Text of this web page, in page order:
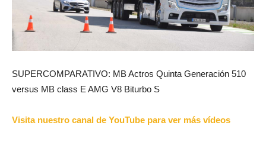
SUPERCOMPARATIVO: MB Actros Quinta Generación 510
versus MB class E AMG V8 Biturbo S
Visita nuestro canal de YouTube para ver más vídeos